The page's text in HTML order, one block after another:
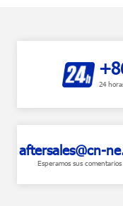
24
aftersales@cn-
Esperamos sus comentarios